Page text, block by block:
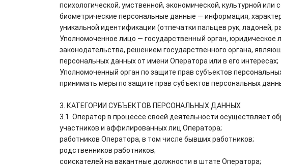
психологической, умственной, экономической, культурной или
биометрические персональные данные — информация,
уникальной идентификации (отпечатки пальцев рук, ладоней,
Уполномоченное лицо — государственный орган, юридическое
законодательства, решением государственного органа,
персональных данных от имени Оператора или в его интересах;
Уполномоченный орган по защите прав субъектов
принимать меры по защите прав субъектов персональных
3. КАТЕГОРИИ СУБЪЕКТОВ ПЕРСОНАЛЬНЫХ ДАННЫХ
3.1. Оператор в процессе своей деятельности осуществляет
участников и аффилированных лиц Оператора;
работников Оператора, в том числе бывших работников;
родственников работников;
соискателей на вакантные должности в штате Оператора;